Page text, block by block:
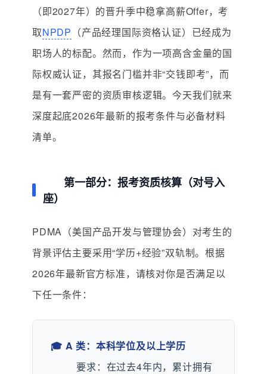
（即2027年）的晋升季中稳拿高薪Offer，考
取NPDP （产品经理国际资格认证）已经成为
职场人的标配。然而，作为一项高含金量的国
际权威认证，其报名门槛并非“交钱即考”，而
是有一套严密的资质审核逻辑。今天我们就来
深度起底2026年最新的报考条件与必备材料
清单。
第一部分：报考资质核算（对号入
座）
PDMA（美国产品开发与管理协会）对考生的
背景评估主要采用“学历+经验”双轨制。根据
2026年最新官方标准，请核对你是否满足以
下任一条件：
🎓 A 类：本科学位及以上学历
要求：在过去4年内，累计拥有